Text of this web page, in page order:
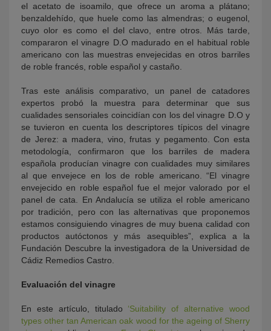
el acetato de isoamilo, que ofrece un aroma a plátano;
benzaldehído, que huele como las almendras; o eugenol,
cuyo olor es como el del clavo, entre otros. Más tarde,
compararon el vinagre D.O madurado en el habitual roble
americano con las muestras envejecidas en otros barriles
de roble francés, roble español y castaño
Tras este análisis comparativo, un panel de catadores
expertos probó la muestra para determinar que sus
cualidades sensoriales coincidían con los del vinagre D.O y
se tuvieron en cuenta los descriptores típicos del vinagre
de Jerez: a madera, vino, frutas y pegamento. Con esta
metodología
confirmaron que los barriles de madera
española producían vinagre con cualidades muy similares
al que envejece en losde roble americano.
“El vinagre
envejecido en roble español fue el mejor valorado por el
panel de cata. En Andalucía se utiliza el roble americano
por tradición , pero con lasalternativas que proponemos
estamos consiguiendo vinagres de muy buena calidad con
productos autóctonos y más asequibles”, explica a la
Fundación Descubre la investigadora de la Universidad de
Cádiz Remedios Castro.
Evaluación del vinagre
En este artículo, titulado ‘Suitability of alternative wood
types other tan American oak wood for the ageing of Sherry